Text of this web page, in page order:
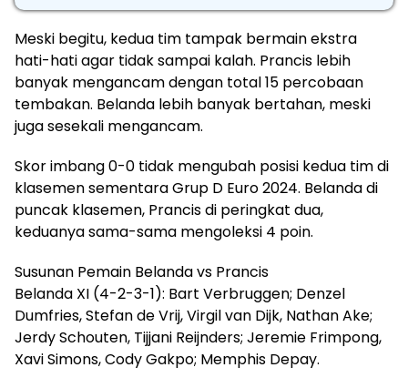
Meski begitu, kedua tim tampak bermain ekstra
hati-hati agar tidak sampai kalah. Prancis lebih
banyak mengancam dengan total 15 percobaan
tembakan. Belanda lebih banyak bertahan, meski
juga sesekali mengancam.
Skor imbang 0-0 tidak mengubah posisi kedua tim di
klasemen sementara Grup D Euro 2024. Belanda di
puncak klasemen, Prancis di peringkat dua,
keduanya sama-sama mengoleksi 4 poin.
Susunan Pemain Belanda vs Prancis
Belanda XI (4-2-3-1): Bart Verbruggen; Denzel
Dumfries, Stefan de Vrij, Virgil van Dijk, Nathan Ake;
Jerdy Schouten, Tijjani Reijnders; Jeremie Frimpong,
Xavi Simons, Cody Gakpo; Memphis Depay.